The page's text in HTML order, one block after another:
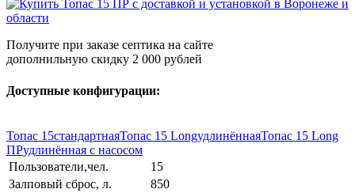
Получите при заказе септика на сайте
дополнильную скидку 2 000 рублей
Доступные конфигурации:
Топас 15стандартнаяТопас 15 LongудлинённаяТопас 15 Long
ПРудлинённая с насосом
Пользователи,чел.
15
Залповый сброс, л.
850